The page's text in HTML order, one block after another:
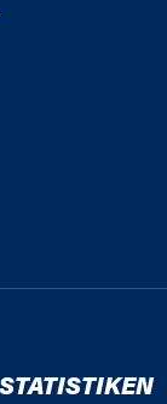
STATISTIKEN